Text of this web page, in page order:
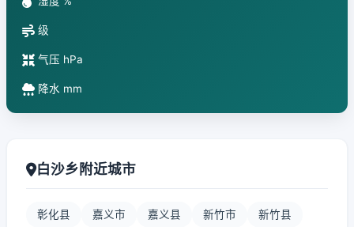
级
气压 hPa
降水 mm
白沙乡附近城市
彰化县 嘉义市 嘉义县 新竹市 新竹县